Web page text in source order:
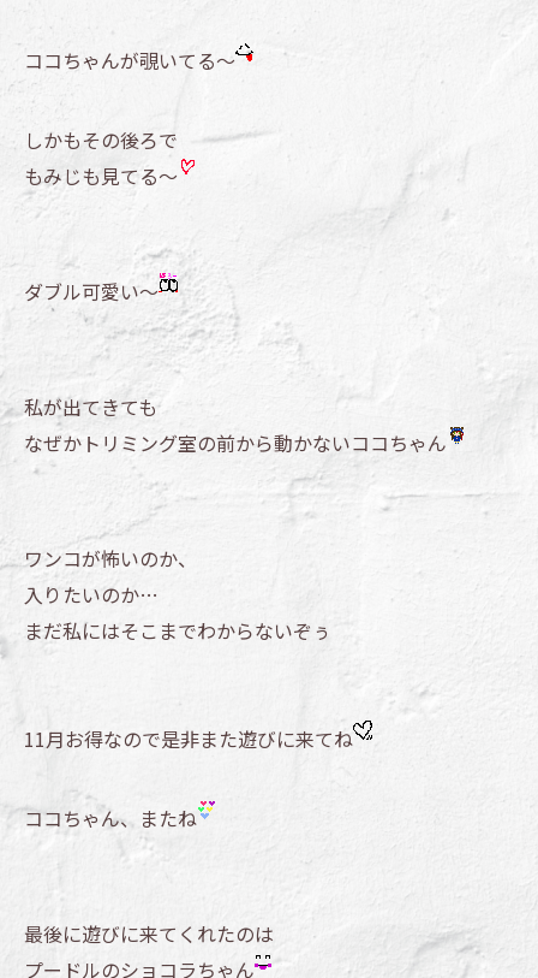
ココちゃんが覗いてる～
しかもその後ろで
もみじも見てる～
ダブル可愛い～
私が出てきても
なぜかトリミング室の前から動かないココちゃん
ワンコが怖いのか、
入りたいのか…
まだ私にはそこまでわからないぞぅ
11月お得なので是非また遊びに来てね
ココちゃん、またね
最後に遊びに来てくれたのは
プードルのショコラちゃん